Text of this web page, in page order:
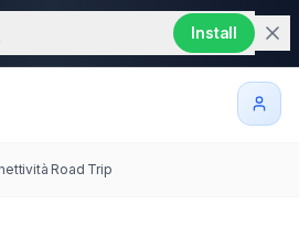
Install
Road Trip